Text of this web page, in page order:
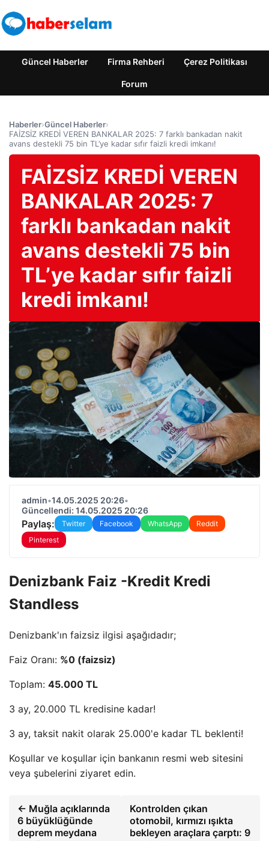
Güncel Haberler Firma Rehberi Çerez Politikası
Forum
Haberler›Güncel Haberler›
FAİZSİZ KREDİ VEREN BANKALAR 2025: 7 farklı bankadan nakit
avans destekli 75 bin TL’ye kadar sıfır faizli kredi imkanı!
FAİZSİZ KREDİ VEREN
BANKALAR 2025: 7
farklı bankadan nakit
avans destekli 75 bin
TL’ye kadar sıfır faizli
kredi imkanı!
admin•14.05.2025 20:26•
Güncellendi: 14.05.2025 20:26
Paylaş: Twitter Facebook WhatsApp
Reddit
Pinterest
Denizbank Faiz -Kredit Kredi
Standless
Denizbank'ın faizsiz ilgisi aşağıdadır;
Faiz Oranı: %0 (faizsiz)
Toplam: 45.000 TL
3 ay, 20.000 TL kredisine kadar!
3 ay, taksit nakit olarak 25.000'e kadar TL beklenti!
Koşullar ve koşullar için bankanın resmi web sitesini
veya şubelerini ziyaret edin.
← Muğla açıklarında
6 büyüklüğünde
deprem meydana
Kontrolden çıkan
otomobil, kırmızı ışıkta
bekleyen araçlara çarptı: 9